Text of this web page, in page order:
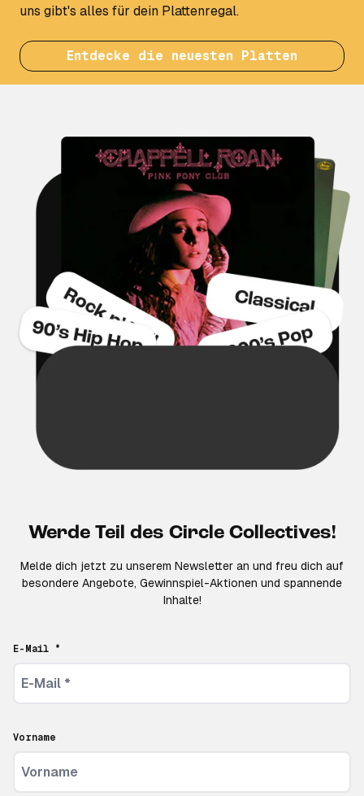
uns gibt's alles für dein Plattenregal.
Entdecke die neuesten Platten
Werde Teil des Circle Collectives!
Melde dich jetzt zu unserem Newsletter an und freu dich auf
besondere Angebote, Gewinnspiel-Aktionen und spannende
Inhalte!
E-Mail *
Vorname